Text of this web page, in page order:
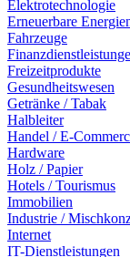
Elektrotechnologie
Erneuerbare
Fahrzeuge
Freizeitprodukte
Gesundheitswesen
Getränke / Tabak
Halbleiter
Handel / E-
Hardware
Holz / Papier
Hotels / Tourismus
Immobilien
Industrie /
Internet
IT-Dienstleistungen